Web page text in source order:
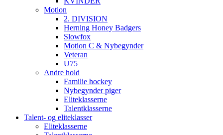
Motion
2. DIVISION
Herning Honey Badgers
Slowfox
Motion C & Nybegynder
Veteran
U75
Andre hold
Familie hockey
Nybegynder piger
Eliteklasserne
Talentklasserne
Talent- og eliteklasser
Eliteklasserne